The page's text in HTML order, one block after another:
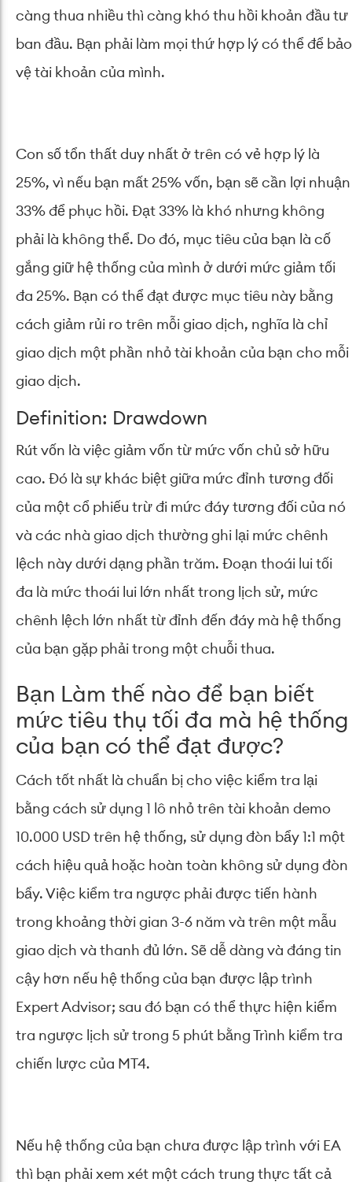
càng thua nhiều thì càng khó thu hồi khoản đầu tư
ban đầu. Bạn phải làm mọi thứ hợp lý có thể để bảo
vệ tài khoản của mình.
Con số tổn thất duy nhất ở trên có vẻ hợp lý là
25%, vì nếu bạn mất 25% vốn, bạn sẽ cần lợi nhuận
33% để phục hồi. Đạt 33% là khó nhưng không
phải là không thể. Do đó, mục tiêu của bạn là cố
gắng giữ hệ thống của mình ở dưới mức giảm tối
đa 25%. Bạn có thể đạt được mục tiêu này bằng
cách giảm rủi ro trên mỗi giao dịch, nghĩa là chỉ
giao dịch một phần nhỏ tài khoản của bạn cho mỗi
giao dịch.
Definition: Drawdown
Rút vốn là việc giảm vốn từ mức vốn chủ sở hữu
cao. Đó là sự khác biệt giữa mức đỉnh tương đối
của một cổ phiếu trừ đi mức đáy tương đối của nó
và các nhà giao dịch thường ghi lại mức chênh
lệch này dưới dạng phần trăm. Đoạn thoái lui tối
đa là mức thoái lui lớn nhất trong lịch sử, mức
chênh lệch lớn nhất từ ​​đỉnh đến đáy mà hệ thống
của bạn gặp phải trong một chuỗi thua.
Bạn Làm thế nào để bạn biết
mức tiêu thụ tối đa mà hệ thống
của bạn có thể đạt được?
Cách tốt nhất là chuẩn bị cho việc kiểm tra lại
bằng cách sử dụng 1 lô nhỏ trên tài khoản demo
10.000 USD trên hệ thống, sử dụng đòn bẩy 1:1 một
cách hiệu quả hoặc hoàn toàn không sử dụng đòn
bẩy. Việc kiểm tra ngược phải được tiến hành
trong khoảng thời gian 3-6 năm và trên một mẫu
giao dịch và thanh đủ lớn. Sẽ dễ dàng và đáng tin
cậy hơn nếu hệ thống của bạn được lập trình
Expert Advisor; sau đó bạn có thể thực hiện kiểm
tra ngược lịch sử trong 5 phút bằng Trình kiểm tra
chiến lược của MT4.
Nếu hệ thống của bạn chưa được lập trình với EA
thì bạn phải xem xét một cách trung thực tất cả